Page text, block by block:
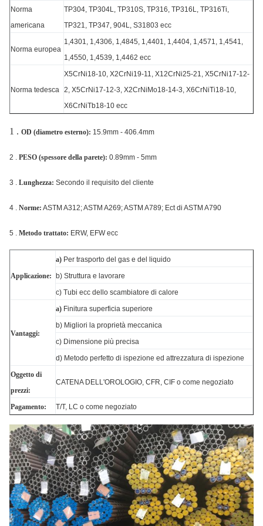
Norma
americana
TP304, TP304L, TP310S, TP316, TP316L, TP316Ti,
TP321, TP347, 904L, S31803 ecc
Norma europea
1,4301, 1,4306, 1,4845, 1,4401, 1,4404, 1,4571, 1,4541,
1,4550, 1,4539, 1,4462 ecc
Norma tedesca
X5CrNi18-10, X2CrNi19-11, X12CrNi25-21, X5CrNi17-12-
2, X5CrNi17-12-3, X2CrNiMo18-14-3, X6CrNiTi18-10,
X6CrNiTb18-10 ecc
1 . OD (diametro esterno): 15.9mm - 406.4mm
2 . PESO (spessore della parete): 0.89mm - 5mm
3 . Lunghezza: Secondo il requisito del cliente
4 . Norme: ASTM A312; ASTM A269; ASTM A789; Ect di ASTM A790
5 . Metodo trattato: ERW, EFW ecc
Applicazione:
a) Per trasporto del gas e del liquido
b) Struttura e lavorare
c) Tubi ecc dello scambiatore di calore
Vantaggi:
a) Finitura superficia superiore
b) Migliori la proprietà meccanica
c) Dimensione più precisa
d) Metodo perfetto di ispezione ed attrezzatura di ispezione
Oggetto di
prezzi:
CATENA DELL'OROLOGIO, CFR, CIF o come negoziato
Pagamento: T/T, LC o come negoziato